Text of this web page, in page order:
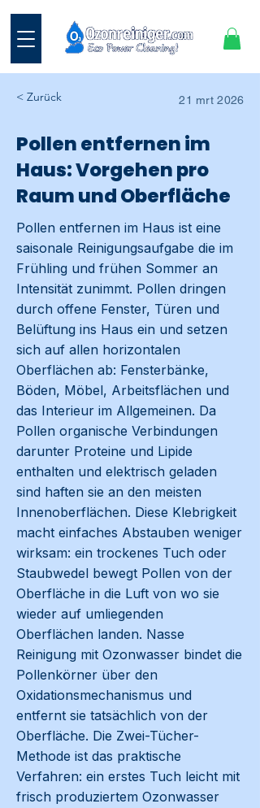
< Zurück 21 mrt 2026
Pollen entfernen im
Haus: Vorgehen pro
Raum und Oberfläche
Pollen entfernen im Haus ist eine
saisonale Reinigungsaufgabe die im
Frühling und frühen Sommer an
Intensität zunimmt. Pollen dringen
durch offene Fenster, Türen und
Belüftung ins Haus ein und setzen
sich auf allen horizontalen
Oberflächen ab: Fensterbänke,
Böden, Möbel, Arbeitsflächen und
das Interieur im Allgemeinen. Da
Pollen organische Verbindungen
darunter Proteine und Lipide
enthalten und elektrisch geladen
sind haften sie an den meisten
Innenoberflächen. Diese Klebrigkeit
macht einfaches Abstauben weniger
wirksam: ein trockenes Tuch oder
Staubwedel bewegt Pollen von der
Oberfläche in die Luft von wo sie
wieder auf umliegenden
Oberflächen landen. Nasse
Reinigung mit Ozonwasser bindet die
Pollenkörner über den
Oxidationsmechanismus und
entfernt sie tatsächlich von der
Oberfläche. Die Zwei-Tücher-
Methode ist das praktische
Verfahren: ein erstes Tuch leicht mit
frisch produziertem Ozonwasser